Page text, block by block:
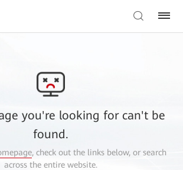
you're looking for can't be
found.
, check out the links below, or search
across the entire website.